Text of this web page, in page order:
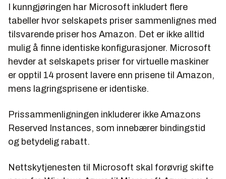
I kunngjøringen har Microsoft inkludert flere
tabeller hvor selskapets priser sammenlignes med
tilsvarende priser hos Amazon. Det er ikke alltid
mulig å finne identiske konfigurasjoner. Microsoft
hevder at selskapets priser for virtuelle maskiner
er opptil 14 prosent lavere enn prisene til Amazon,
mens lagringsprisene er identiske.
Prissammenligningen inkluderer ikke Amazons
Reserved Instances, som innebærer bindingstid
og betydelig rabatt.
Nettskytjenesten til Microsoft skal forøvrig skifte